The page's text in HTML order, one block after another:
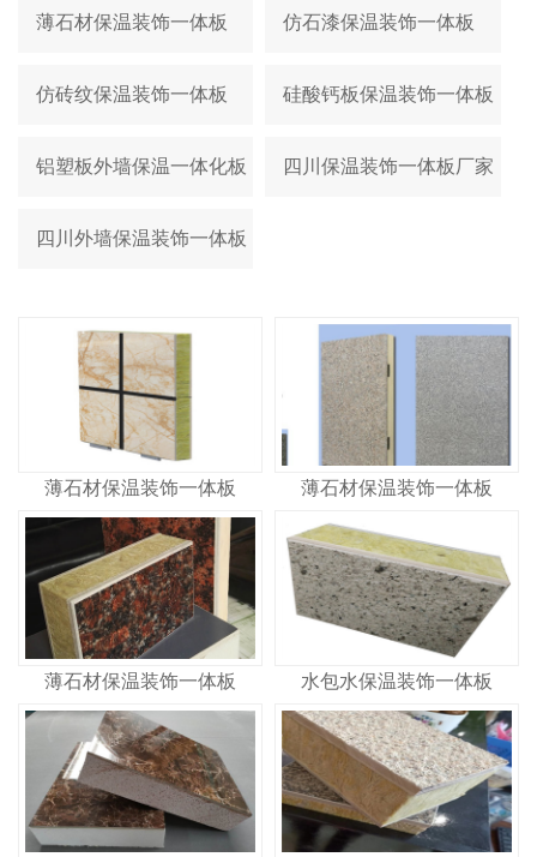
薄石材保温装饰一体板 仿石漆保温装饰一体板
仿砖纹保温装饰一体板 硅酸钙板保温装饰一体板
铝塑板外墙保温一体化板 四川保温装饰一体板厂家
四川外墙保温装饰一体板
薄石材保温装饰一体板 薄石材保温装饰一体板
薄石材保温装饰一体板 水包水保温装饰一体板